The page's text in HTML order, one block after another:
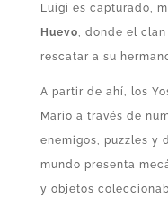
Luigi es capturado,
Huevo , donde el
rescatar a su
A partir de ahí, los
Mario a través de
enemigos, puzzles y
mundo presenta
y objetos